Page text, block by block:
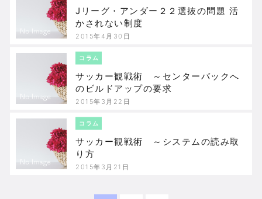
Jリーグ・アンダー２２選抜の問題 活
かされない制度
2015年4月30日
コラム
サッカー観戦術 ～センターバックへ
のビルドアップの要求
2015年3月22日
コラム
サッカー観戦術 ～システムの読み取
り方
2015年3月21日